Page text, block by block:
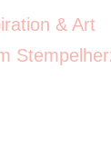
& Art